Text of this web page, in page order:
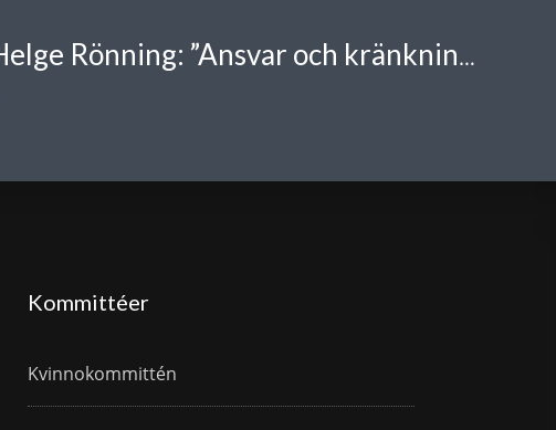
(Suomi) Helge Rönning: ”Ansvar och kränkning”
Kommittéer
Kvinnokommittén